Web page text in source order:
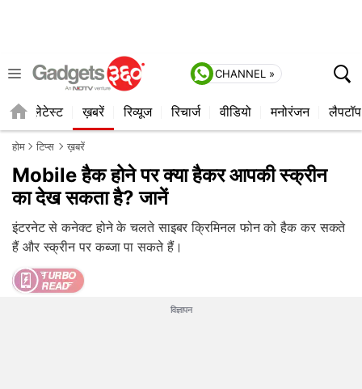
CHANNEL »
लेटेस्ट ख़बरें रिव्यूज रिचार्ज वीडियो मनोरंजन लैपटॉप
होम टिप्स ख़बरें
Mobile हैक होने पर क्या हैकर आपकी स्क्रीन
का देख सकता है? जानें
इंटरनेट से कनेक्ट होने के चलते साइबर क्रिमिनल फोन को हैक कर सकते
हैं और स्क्रीन पर कब्जा पा सकते हैं।
विज्ञापन